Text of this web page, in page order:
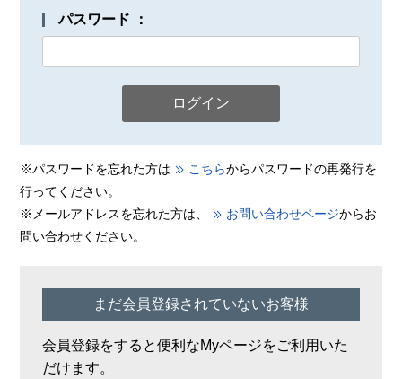
パスワード ：
※パスワードを忘れた方は こちらからパスワードの再発行を
行ってください。
※メールアドレスを忘れた方は、
お問い合わせページからお
問い合わせください。
まだ会員登録されていないお客様
会員登録をすると便利なMyページをご利用いた
だけます。